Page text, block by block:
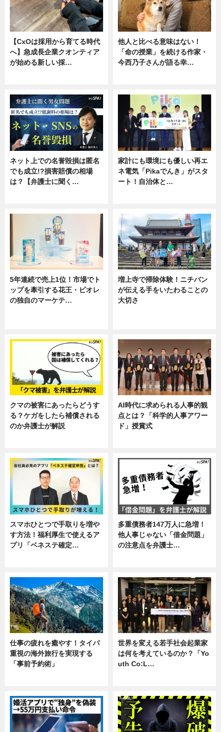
【CxOは採用から育てる時代
へ】急成長企業クオンティア
が始める新しい採…
他人と比べる意味はない！
「命の授業」を続ける作家・
今西乃子さんが語る幸…
ネット上での名誉毀損は匿名
でも成立!?損害賠償の相場
は？【弁護士に聞く…
家計にも環境にも優しい再エ
ネ電気「Pikaでんき」がスタ
ート！自治体と…
5年連続で売上1位！市場でト
ップを牽引する花王・ビオレ
の独自のマーケテ…
増上寺で掃除体験！ニチバン
が伝える手をいたわることの
大切さ
クマの被害にあったらどうす
る？ケガをしたら補償される
のか弁護士が解説
AI時代に求められる人事的観
点とは？「科学的人事アワー
ド」授賞式
スマホひとつで手取りを増や
す方法！福利厚生で使えるア
プリ「ベネステ確定…
多重債務者147万人に急増！
他人事じゃない「借金問題」
の注意点を弁護士…
仕事の疲れを癒やす！タイパ
重視の海外旅行を実現する
「事前予約術」
世界を変える若手社会起業家
は何を考えているのか？「Yo
uth Co:L…